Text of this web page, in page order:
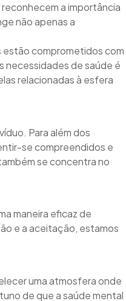
a importância
não apenas a
estão comprometidos com
necessidades de saúde é
relacionadas à esfera
Para além dos
se compreendidos e
se concentra no
maneira eficaz de
e a aceitação, estamos
uma atmosfera onde
de que a saúde mental